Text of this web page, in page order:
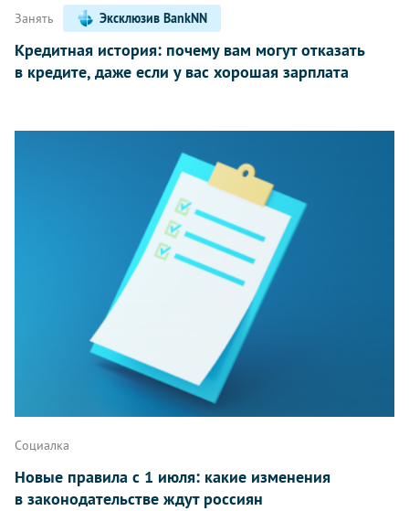
Занять Эксклюзив BankNN
Кредитная история: почему вам могут отказать
в кредите, даже если у вас хорошая зарплата
Социалка
Новые правила с 1 июля: какие изменения
в законодательстве ждут россиян